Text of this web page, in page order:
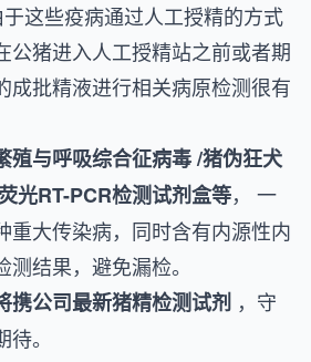
这些疫病通过人工授精的方式
公猪进入人工授精站之前或者期
成批精液进行相关病原检测很有
殖与呼吸综合征病毒 /猪伪狂犬
光RT-PCR检测试剂盒等， 一
重大传染病，同时含有内源性内
结果，避免漏检。
携公司最新猪精检测试剂 ，守
。